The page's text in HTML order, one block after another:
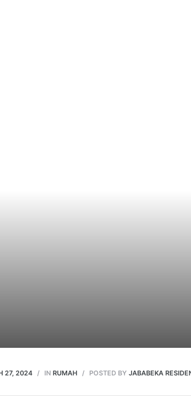
27, 2024 INRUMAH POSTED BYJABABEKA